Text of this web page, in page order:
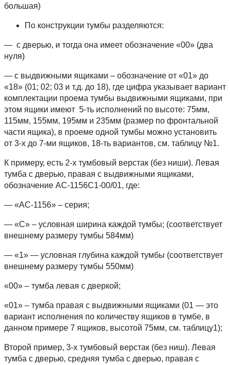
большая)
По конструкции тумбы разделяются:
— с дверью, и тогда она имеет обозначение «00» (два
нуля)
— с выдвижными ящиками – обозначение от «01» до
«18» (01; 02; 03 и т.д. до 18), где цифра указывает вариант
комплектации проема тумбы выдвижными ящиками, при
этом ящики имеют 5-ть исполнений по высоте: 75мм,
115мм, 155мм, 195мм и 235мм (размер по фронтальной
части ящика), в проеме одной тумбы можно установить
от 3-х до 7-ми ящиков, 18-ть вариантов, см. таблицу №1.
К примеру, есть 2-х тумбовый верстак (без ниши). Левая
тумба с дверью, правая с выдвижными ящиками,
обозначение АС-1156С1-00/01, где:
— «АС-1156» – серия;
— «С» – условная ширина каждой тумбы; (соответствует
внешнему размеру тумбы 584мм)
— «1» — условная глубина каждой тумбы (соответствует
внешнему размеру тумбы 550мм)
«00» – тумба левая с дверкой;
«01» – тумба правая с выдвижными ящиками (01 — это
вариант исполнения по количеству ящиков в тумбе, в
данном примере 7 ящиков, высотой 75мм, см. таблицу1);
Второй пример, 3-х тумбовый верстак (без ниш). Левая
тумба с дверью, средняя тумба с дверью, правая с